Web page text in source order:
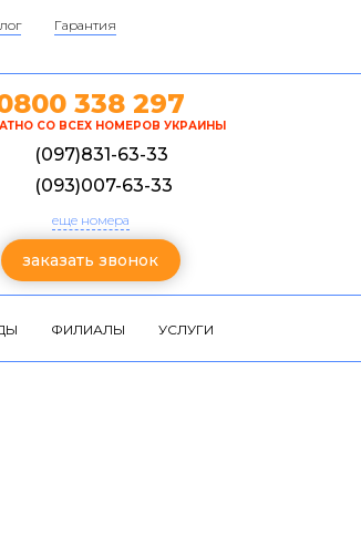
Гарантия
338 297
СО ВСЕХ НОМЕРОВ УКРАИНЫ
(097)831-63-33
(093)007-63-33
еще номера
заказать звонок
ФИЛИАЛЫ УСЛУГИ